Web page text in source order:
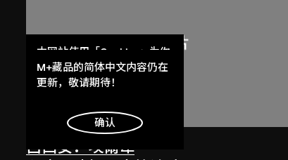
呂西安．埃爾韋
本网站使用「Cookies」为你
提供最好的网站体验。
了解更多
明白
M+藏品的简体中文内容仍在
更新，敬请期待！
确认